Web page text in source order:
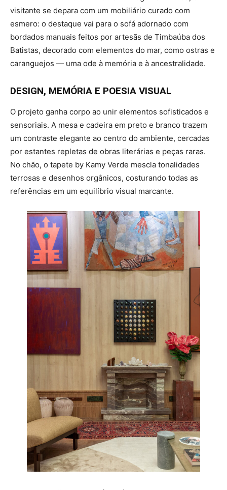
visitante se depara com um mobiliário curado com
esmero: o destaque vai para o sofá adornado com
bordados manuais feitos por artesãs de Timbaúba dos
Batistas, decorado com elementos do mar, como ostras e
caranguejos — uma ode à memória e à ancestralidade.
DESIGN, MEMÓRIA E POESIA VISUAL
O projeto ganha corpo ao unir elementos sofisticados e
sensoriais. A mesa e cadeira em preto e branco trazem
um contraste elegante ao centro do ambiente, cercadas
por estantes repletas de obras literárias e peças raras.
No chão, o tapete by Kamy Verde mescla tonalidades
terrosas e desenhos orgânicos, costurando todas as
referências em um equilíbrio visual marcante.